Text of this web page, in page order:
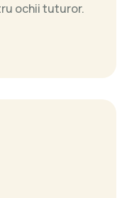
ochii tuturor.